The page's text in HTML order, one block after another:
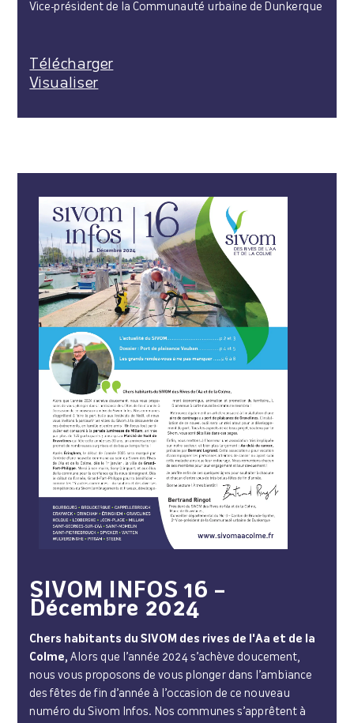
Vice-président de la Communauté urbaine de Dunkerque
Télécharger
Visualiser
SIVOM INFOS 16 –
Décembre 2024
Chers habitants du SIVOM des rives de l'Aa et de la
Colme, Alors que l’année 2024 s’achève doucement,
nous vous proposons de vous plonger dans l’ambiance
des fêtes de fin d’année à l’occasion de ce nouveau
numéro du Sivom Infos. Nos communes s’apprêtent à